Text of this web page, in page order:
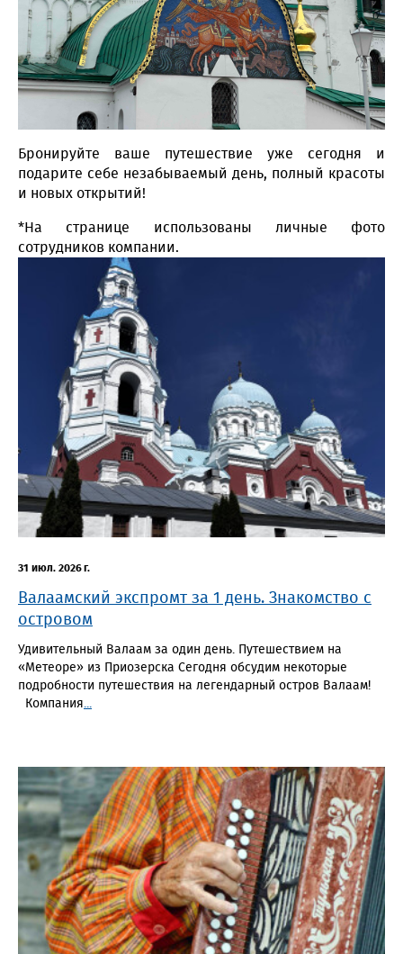
Бронируйте ваше путешествие уже сегодня и
подарите себе незабываемый день, полный красоты
и новых открытий!
*На странице использованы личные фото
сотрудников компании.
31 июл. 2026 г.
Валаамский экспромт за 1 день. Знакомство с
островом
Удивительный Валаам за один день. Путешествием на
«Метеоре» из Приозерска Сегодня обсудим некоторые
подробности путешествия на легендарный остров Валаам!
Компания